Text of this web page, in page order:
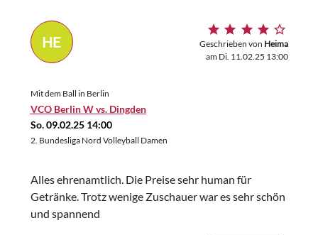
HE Geschrieben von Heima
am Di. 11.02.25 13:00
Mit dem Ball in Berlin
VCO Berlin W vs. Dingden
So. 09.02.25 14:00
2. Bundesliga Nord Volleyball Damen
Alles ehrenamtlich. Die Preise sehr human für
Getränke. Trotz wenige Zuschauer war es sehr schön
und spannend